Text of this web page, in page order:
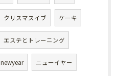
クリスマスイブ ケーキ
エステとトレーニング
newyear ニューイヤー